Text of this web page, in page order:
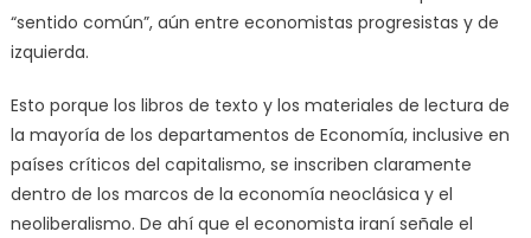
“sentido común”, aún entre economistas progresistas y de
izquierda.
Esto porque los libros de texto y los materiales de lectura de
la mayoría de los departamentos de Economía, inclusive en
países críticos del capitalismo, se inscriben claramente
dentro de los marcos de la economía neoclásica y el
neoliberalismo. De ahí que el economista iraní señale el